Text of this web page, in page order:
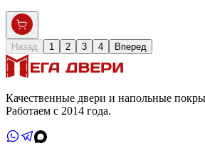
Назад 1 2 3 4 Вперед
Качественные двери и напольные
Работаем с 2014 года.